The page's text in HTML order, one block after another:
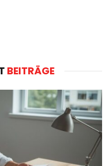
BEITRÄGE